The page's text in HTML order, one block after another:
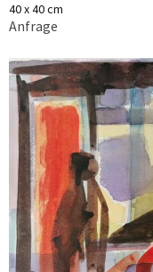
40 x 40 cm
Anfrage